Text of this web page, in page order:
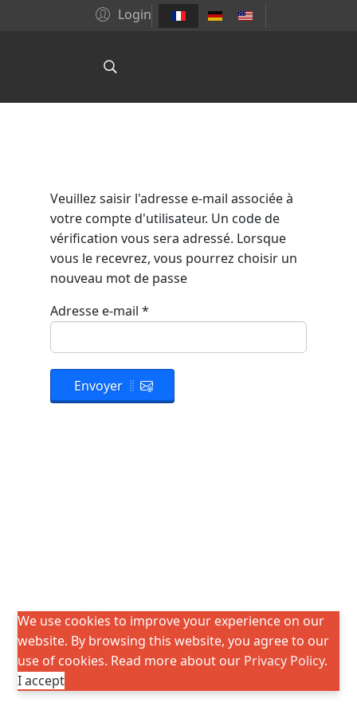
Login
Veuillez saisir l'adresse e-mail associée à
votre compte d'utilisateur. Un code de
vérification vous sera adressé. Lorsque
vous le recevrez, vous pourrez choisir un
nouveau mot de passe
Adresse e-mail *
Envoyer
We use cookies to improve your experience on our
website. By browsing this website, you agree to our
use of cookies. Read more about our Privacy Policy.
I accept